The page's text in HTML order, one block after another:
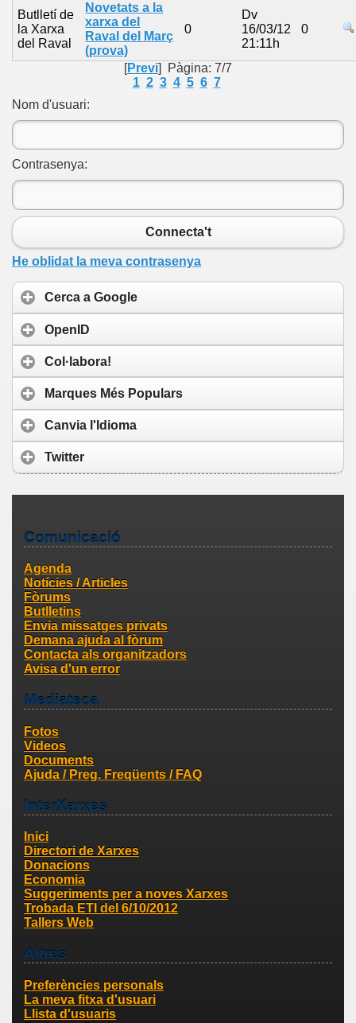
Butlletí de
la Xarxa
del Raval
Novetats a la
xarxa del
Raval del Març
(prova)
0
Dv
16/03/12
21:11h
0
[Previ] Pàgina: 7/7
1 2 3 4 5 6 7
Nom d'usuari:
Contrasenya:
Connecta't
He oblidat la meva contrasenya
Cerca a Google
OpenID
Col·labora!
Marques Més Populars
Canvia l'Idioma
Twitter
Comunicació
Agenda
Notícies / Articles
Fòrums
Butlletins
Envia missatges privats
Demana ajuda al fòrum
Contacta als organitzadors
Avisa d'un error
Mediateca
Fotos
Videos
Documents
Ajuda / Preg. Freqüents / FAQ
InterXarxes
Inici
Directori de Xarxes
Donacions
Economia
Suggeriments per a noves Xarxes
Trobada ETI del 6/10/2012
Tallers Web
Altres
Preferències personals
La meva fitxa d'usuari
Llista d'usuaris